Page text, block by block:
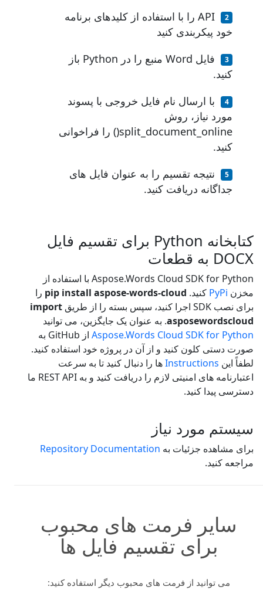
API را با استفاده از کلیدهای برنامه
خود پیکربندی کنید
فایل Word منبع را در Python باز
کنید.
با ارسال نام فایل خروجی با پسوند
مورد نیاز، روش
split_document_online() را فراخوانی
کنید.
نتیجه تقسیم را به عنوان فایل های
جداگانه دریافت کنید.
کتابخانه Python برای تقسیم فایل
DOCX به قطعات
Aspose.Words Cloud SDK for Python با استفاده از
مخزن PyPi کنید. pip install aspose-words-cloud را
برای نصب SDK اجرا کنید، سپس بسته را از طریق
import
asposewordscloud. به عنوان یک جایگزین، می توانید
Aspose.Words Cloud SDK for Python
از GitHub به
صورت دستی کلون کنید و از آن در پروژه خود استفاده کنید.
لطفاً این Instructionsها را دنبال کنید تا به سرعت
اعتبارنامه های امنیتی لازم را دریافت کنید و به REST API ما
دسترسی پیدا کنید.
سیستم مورد نیاز
برای مشاهده جزئیات به Repository Documentation
مراجعه کنید.
سایر فرمت های محبوب
برای تقسیم فایل ها
می توانید از فرمت های محبوب دیگر استفاده کنید: